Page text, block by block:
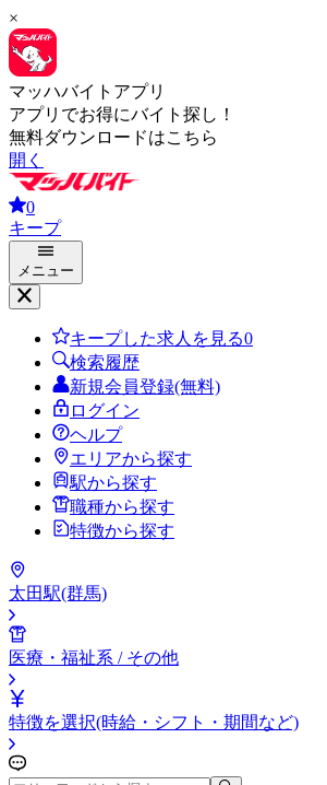
×
マッハバイトアプリ
アプリでお得にバイト探し！
無料ダウンロードはこちら
開く
0
キープ
メニュー
キープした求人を見る0
検索履歴
新規会員登録(無料)
ログイン
ヘルプ
エリアから探す
駅から探す
職種から探す
特徴から探す
太田駅(群馬)
医療・福祉系 / その他
特徴を選択(時給・シフト・期間など)